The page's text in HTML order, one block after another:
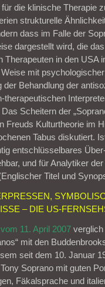
für die klinische Therapie
strukturelle
dass im Falle der
dargestellt wird, die
Therapeuten in den USA
mit
der Behandlung der
therapeutischen
Scheitern der
Freuds Kulturtheorie im
Tabus diskutiert.
entschlüsselbares
und für Analytiker
Titel und
– DIE US-
11. April 2007
mit den
seit dem 10. Januar
Tony Soprano mit guten
Fäkalsprache und